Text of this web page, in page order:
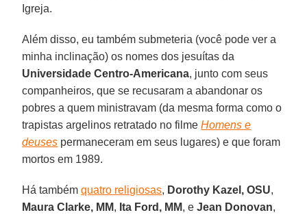
Igreja.
Além disso, eu também submeteria (você pode ver a
minha inclinação) os nomes dos jesuítas da
Universidade Centro-Americana, junto com seus
companheiros, que se recusaram a abandonar os
pobres a quem ministravam (da mesma forma como o
trapistas argelinos retratado no filmeHomens e
deuses permaneceram em seus lugares) e que foram
mortos em 1989.
Há tambémquatro religiosas, Dorothy Kazel, OSU,
Maura Clarke, MM, Ita Ford, MM, eJean Donovan,